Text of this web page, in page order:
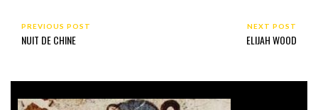
PREVIOUS POST
NUIT DE CHINE
NEXT POST
ELIJAH WOOD